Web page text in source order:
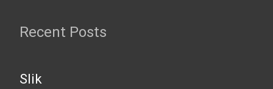
Recent Posts
Slik